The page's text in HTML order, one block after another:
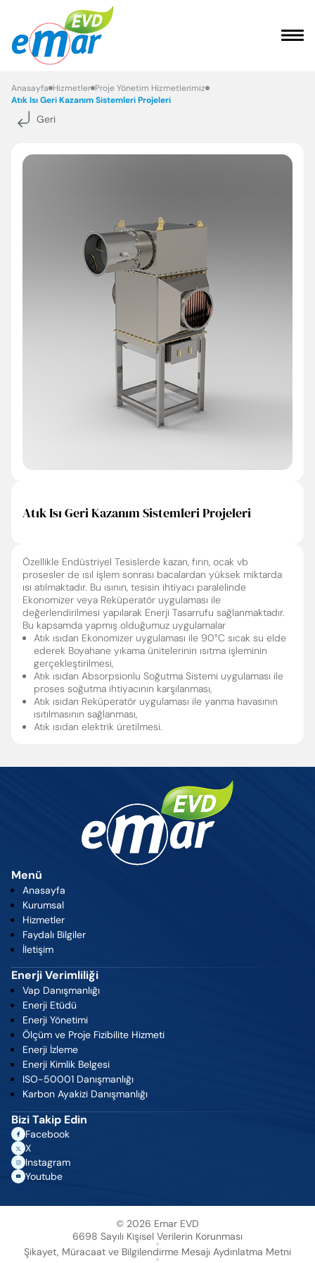
ANASAYFA
FAYDALI BİLGİLER
İLETİŞİM
Emar EVD, ELGİNKAN TOPLULUĞU kuruluşudur.
Enter’a basıp arayabilir veya ESC ile kapatabilirsiniz
Anasayfa Hizmetler Proje Yönetim Hizmetlerimiz
Atık Isı Geri Kazanım Sistemleri Projeleri
Geri
Atık Isı Geri Kazanım Sistemleri Projeleri
Özellikle Endüstriyel Tesislerde kazan, fırın, ocak vb
prosesler de ısıl işlem sonrası bacalardan yüksek miktarda
ısı atılmaktadır. Bu ısının, tesisin ihtiyacı paralelinde
Ekonomizer veya Reküperatör uygulaması ile
değerlendirilmesi yapılarak Enerji Tasarrufu sağlanmaktadır.
Bu kapsamda yapmış olduğumuz uygulamalar
Atık ısıdan Ekonomizer uygulaması ile 90°C sıcak su elde
ederek Boyahane yıkama ünitelerinin ısıtma işleminin
gerçekleştirilmesi,
Atık ısıdan Absorpsionlu Soğutma Sistemi uygulaması ile
proses soğutma ihtiyacının karşılanması,
Atık ısıdan Reküperatör uygulaması ile yanma havasının
ısıtılmasının sağlanması,
Atık ısıdan elektrik üretilmesi.
Menü
Anasayfa
Kurumsal
Hizmetler
Faydalı Bilgiler
İletişim
Enerji Verimliliği
Vap Danışmanlığı
Enerji Etüdü
Enerji Yönetimi
Ölçüm ve Proje Fizibilite Hizmeti
Enerji İzleme
Enerji Kimlik Belgesi
ISO-50001 Danışmanlığı
Karbon Ayakizi Danışmanlığı
Bizi Takip Edin
Facebook
X
Instagram
Youtube
© 2026 Emar EVD
6698 Sayılı Kişisel Verilerin Korunması
Şikayet, Müracaat ve Bilgilendirme Mesajı Aydınlatma Metni